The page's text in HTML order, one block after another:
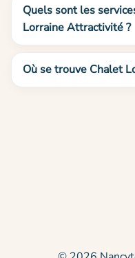
Quels sont les
Lorraine Attractivité ?
Où se trouve Chalet